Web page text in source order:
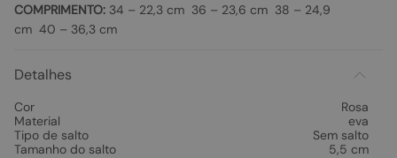
COMPRIMENTO: 34 – 22,3 cm 36 – 23,6 cm 38 – 24,9
cm 40 – 36,3 cm
Detalhes
Cor
Rosa
Material
eva
Tipo de salto
Sem salto
Tamanho do salto
5,5 cm